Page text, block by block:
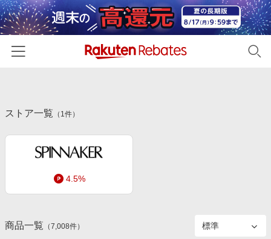
カテゴリー一覧
百貨店・総合ECモール
ファッション・インナー・小物
食品・スイーツ・お酒
初回購入者限定特典
新着ストアのご紹介
友達紹介
楽天IDでログイン/会員登録
ストア一覧 （ 1件）
4.5%
商品一覧 （7,008件）